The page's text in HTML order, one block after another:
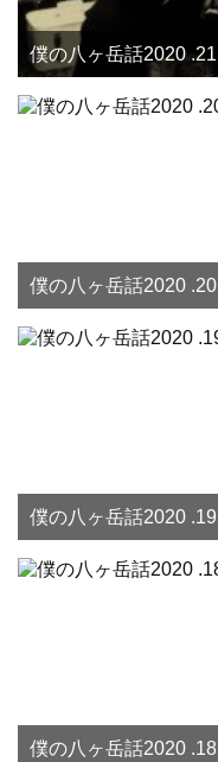
僕の八ヶ岳話2020 .21
僕の八ヶ岳話2020 .20
僕の八ヶ岳話2020 .19
僕の八ヶ岳話2020 .18